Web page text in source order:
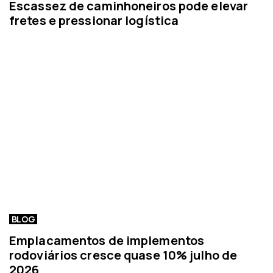
Escassez de caminhoneiros pode elevar
fretes e pressionar logística
BLOG
Emplacamentos de implementos
rodoviários cresce quase 10% julho de
2026